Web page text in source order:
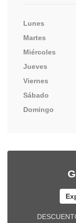
Lunes
Martes
Miércoles
Jueves
Viernes
Sábado
Domingo